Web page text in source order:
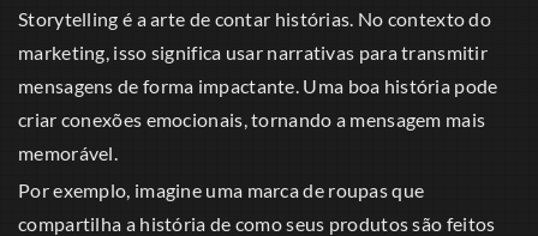
Storytelling é a arte de contar histórias. No contexto do
marketing, isso significa usar narrativas para transmitir
mensagens de forma impactante. Uma boa história pode
criar conexões emocionais, tornando a mensagem mais
memorável.
Por exemplo, imagine uma marca de roupas que
compartilha a história de como seus produtos são feitos